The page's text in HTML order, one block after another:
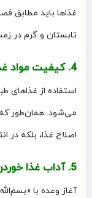
غذاها باید مطابق
تابستان و گرم در
4. کیفیت مواد غذایی
استفاده از غذاهای
می‌شود. همان‌طور که
اصلاح غذا، بلکه در
5. آداب غذا خوردن